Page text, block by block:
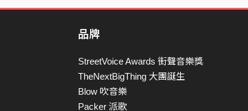
品牌
StreetVoice Awards 街聲音樂獎
TheNextBigThing 大團誕生
Blow 吹音樂
Packer 派歌